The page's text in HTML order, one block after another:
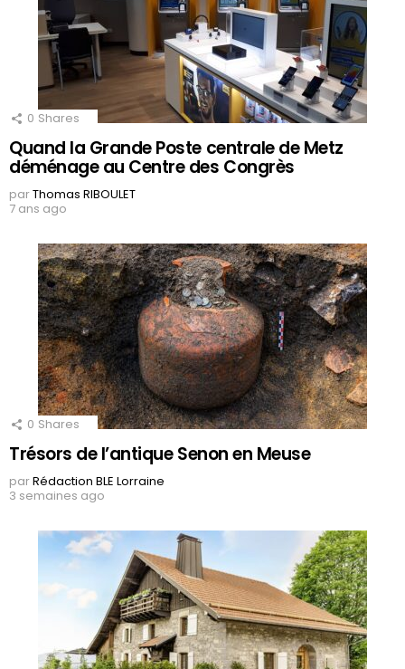
0 Shares
Quand la Grande Poste centrale de Metz
déménage au Centre des Congrès
parThomas RIBOULET
7 ans ago
0 Shares
Trésors de l’antique Senon en Meuse
parRédaction BLE Lorraine
3 semaines ago